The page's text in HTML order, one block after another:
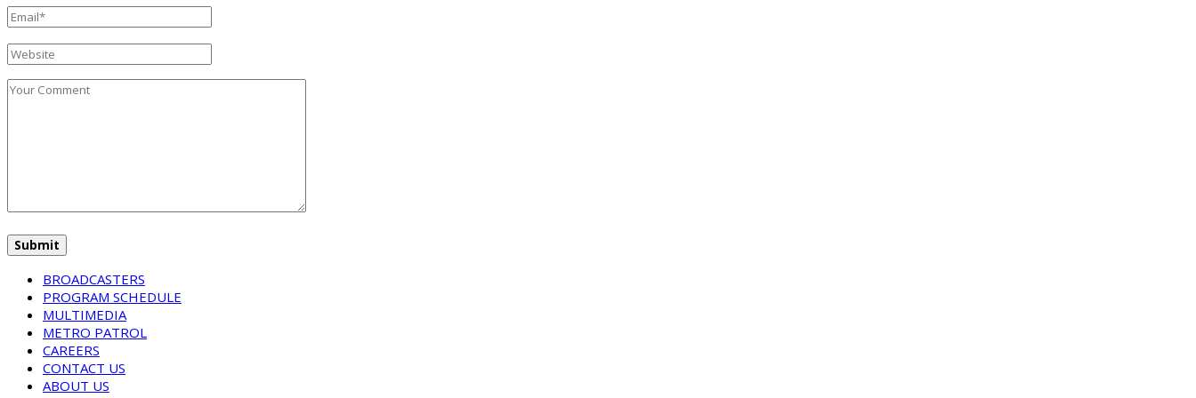
BROADCASTERS
PROGRAM SCHEDULE
MULTIMEDIA
METRO PATROL
CAREERS
CONTACT US
ABOUT US